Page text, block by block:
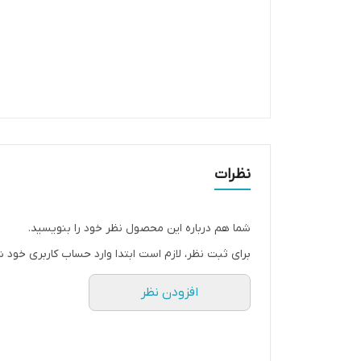
نظرات
شما هم درباره این محصول نظر خود را بنویسید.
برای ثبت نظر، لازم است ابتدا وارد حساب کاربری خود
افزودن نظر